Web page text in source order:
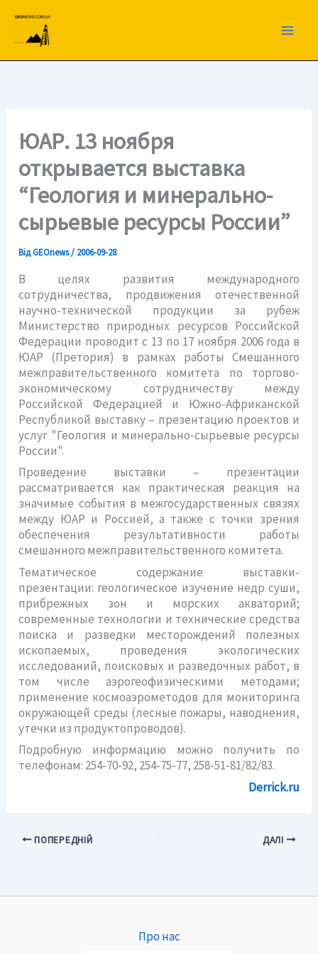
вмісту
ЮАР. 13 ноября
открывается выставка
“Геология и минерально-
сырьевые ресурсы России”
ВідGEOnews/ 2006-09-28
В целях развития международного
сотрудничества, продвижения отечественной
научно-технической продукции за рубеж
Министерство природных ресурсов Российской
Федерации проводит с 13 по 17 ноября 2006 года в
ЮАР (Претория) в рамках работы Смешанного
межправительственного комитета по торгово-
экономическому сотрудничеству между
Российской Федерацией и Южно-Африканской
Республикой выставку – презентацию проектов и
услуг "Геология и минерально-сырьевые ресурсы
России".
Проведение выставки – презентации
рассматривается как практическая реакция на
значимые события в межгосударственных связях
между ЮАР и Россией, а также с точки зрения
обеспечения результативности работы
смешанного межправительственного комитета.
Тематическое содержание выставки-
презентации: геологическое изучение недр суши,
прибрежных зон и морских акваторий;
современные технологии и технические средства
поиска и разведки месторождений полезных
ископаемых, проведения экологических
исследований, поисковых и разведочных работ, в
том числе аэрогеофизическими методами;
применение космоаэрометодов для мониторинга
окружающей среды (лесные пожары, наводнения,
утечки из продуктопроводов).
Подробную информацию можно получить по
телефонам: 254-70-92, 254-75-77, 258-51-81/82/83.
Derrick.ru
ПОПЕРЕДНІЙ ДАЛІ
Про нас